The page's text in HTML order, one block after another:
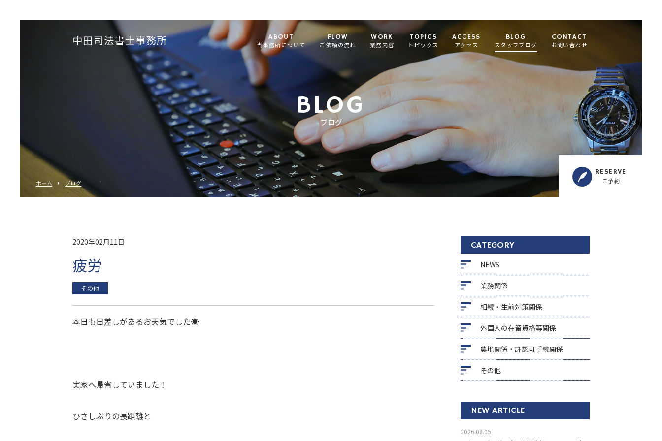
中田司法書士事務所 ABOUT
当事務所について
FLOW
ご依頼の流れ
WORK
業務内容
TOPICS
トピックス
ACCESS
アクセス
BLOG
スタッフブログ
CONTACT
お問い合わせ
BLOG
ブログ
ホーム ブログ
RESERVE
ご予約
2020年02月11日
疲労
その他
本日も日差しがあるお天気でした☀
実家へ帰省していました！
ひさしぶりの長距離と
CATEGORY
NEWS
業務関係
相続・生前対策関係
外国人の在留資格等関係
農地関係・許認可手続関係
その他
NEW ARTICLE
2026.08.05